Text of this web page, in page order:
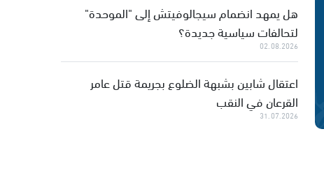
هل يمهد انضمام سيجالوفيتش إلى "الموحدة"
لتحالفات سياسية جديدة؟
02.08.2026
اعتقال شابين بشبهة الضلوع بجريمة قتل عامر
القرعان في النقب
31.07.2026